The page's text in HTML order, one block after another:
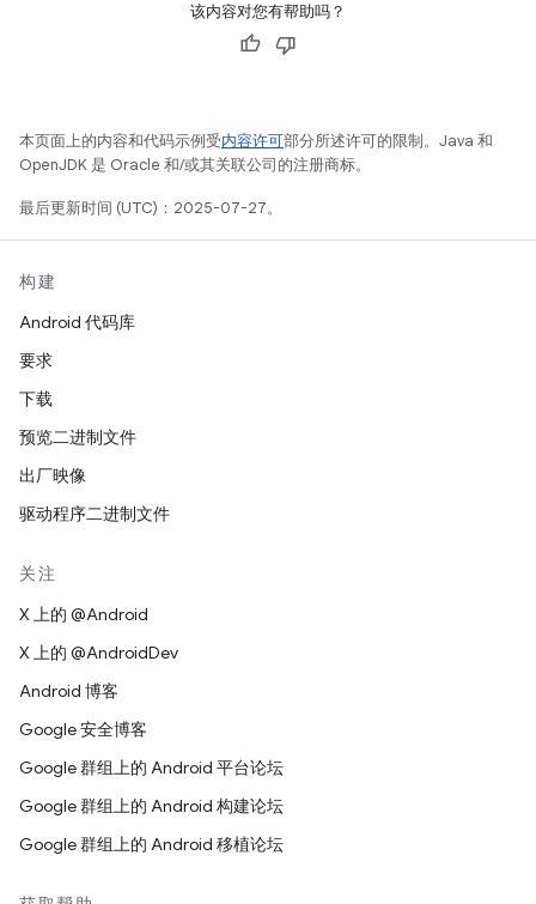
该内容对您有帮助吗？
本页面上的内容和代码示例受内容许可部分所述许可的限制。Java 和
OpenJDK 是 Oracle 和/或其关联公司的注册商标。
最后更新时间 (UTC)：2025-07-27。
构建
Android 代码库
要求
下载
预览二进制文件
出厂映像
驱动程序二进制文件
关注
X 上的 @Android
X 上的 @AndroidDev
Android 博客
Google 安全博客
Google 群组上的 Android 平台论坛
Google 群组上的 Android 构建论坛
Google 群组上的 Android 移植论坛